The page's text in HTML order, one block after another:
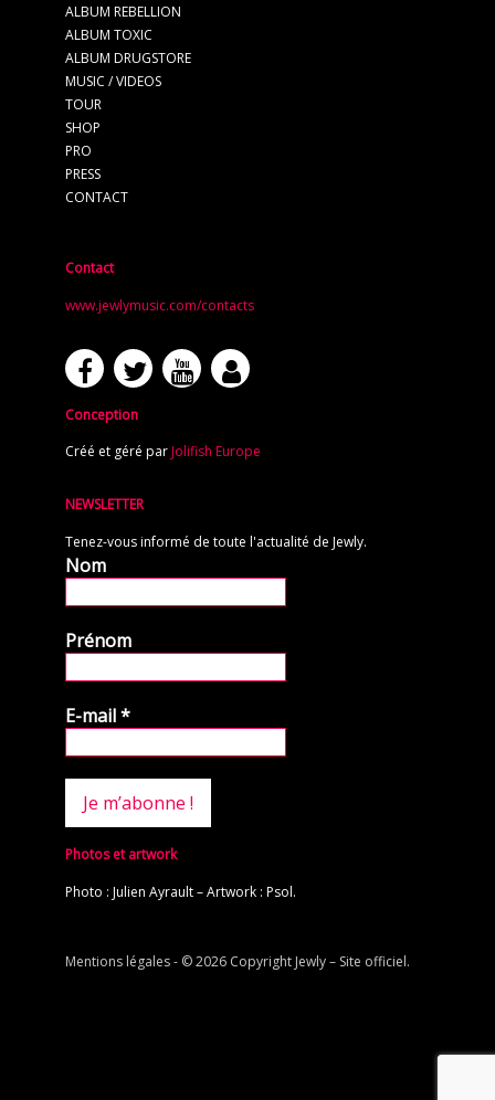
ALBUM REBELLION
ALBUM TOXIC
ALBUM DRUGSTORE
MUSIC / VIDEOS
TOUR
SHOP
PRO
PRESS
CONTACT
Contact
www.jewlymusic.com/contacts
Conception
Créé et géré par Jolifish Europe
NEWSLETTER
Tenez-vous informé de toute l'actualité de Jewly.
Nom
Prénom
E-mail*
Photos et artwork
Photo : Julien Ayrault – Artwork : Psol.
Mentions légales- © 2026 Copyright Jewly – Site officiel.